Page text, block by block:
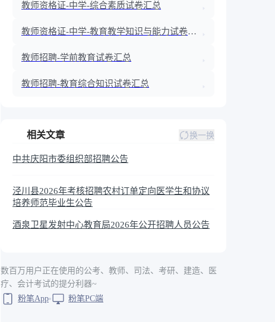
教师资格证-中学-综合素质试卷汇总
教师资格证-中学-教育教学知识与能力试卷汇
教师招聘-学前教育试卷汇总
教师招聘-教育综合知识试卷汇总
相关文章 换一换
中共庆阳市委组织部招聘公告
泾川县2026年考核招聘农村订单定向医学生和协议
培养师范毕业生公告
酒泉卫星发射中心教育局2026年公开招聘人员公告
数百万用户正在使用的公考、教师、司法、考研、建造、医
疗、会计考试的提分利器~
粉笔App
粉笔PC端